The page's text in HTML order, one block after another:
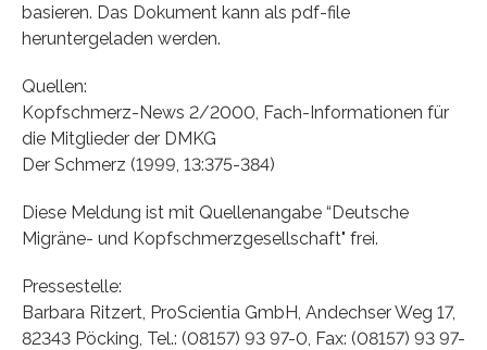
basieren. Das Dokument kann als pdf-file
heruntergeladen werden.
Quellen:
Kopfschmerz-News 2/2000, Fach-Informationen für
die Mitglieder der DMKG
Der Schmerz (1999, 13:375-384)
Diese Meldung ist mit Quellenangabe “Deutsche
Migräne- und Kopfschmerzgesellschaft" frei.
Pressestelle:
Barbara Ritzert, ProScientia GmbH, Andechser Weg 17,
82343 Pöcking, Tel.: (08157) 93 97-0, Fax: (08157) 93 97-